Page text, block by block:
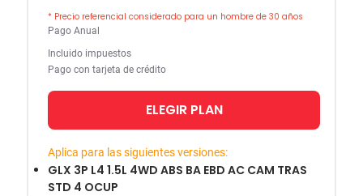
* Precio referencial considerado para un hombre de 30 años
Pago Anual
Incluido impuestos
Pago con tarjeta de crédito
ELEGIR PLAN
Aplica para las siguientes versiones:
GLX 3P L4 1.5L 4WD ABS BA EBD AC CAM TRAS
STD 4 OCUP